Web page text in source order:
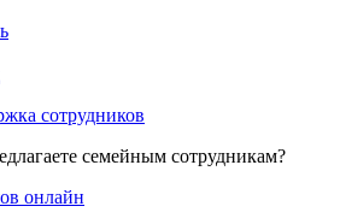
сотрудников
семейным сотрудникам?
онлайн